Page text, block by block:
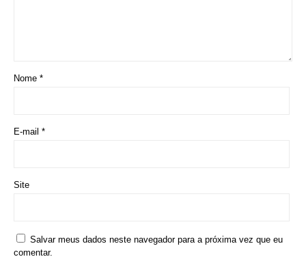
Nome *
E-mail *
Site
Salvar meus dados neste navegador para a próxima vez que eu
comentar.